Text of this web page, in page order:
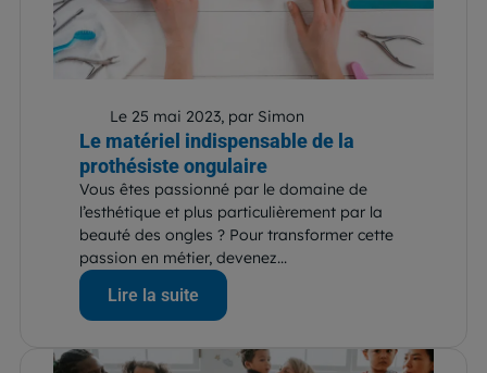
Le 25 mai 2023, par Simon
Le matériel indispensable de la
prothésiste ongulaire
Vous êtes passionné par le domaine de
l’esthétique et plus particulièrement par la
beauté des ongles ? Pour transformer cette
passion en métier, devenez...
Lire la suite